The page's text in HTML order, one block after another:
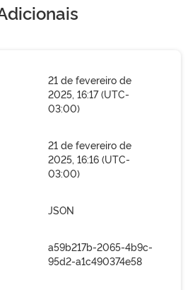
21 de fevereiro de
2025, 16:17 (UTC-
03:00)
21 de fevereiro de
2025, 16:16 (UTC-
03:00)
JSON
a59b217b-2065-4b9c-
95d2-a1c490374e58